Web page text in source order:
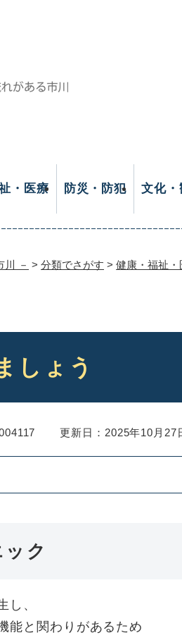
・医療 防災・防犯 文化・
－ > 分類でさがす > 健康・福祉・
しょう
更新日：2025年10月27
ク
し、
能と関わりがあるため